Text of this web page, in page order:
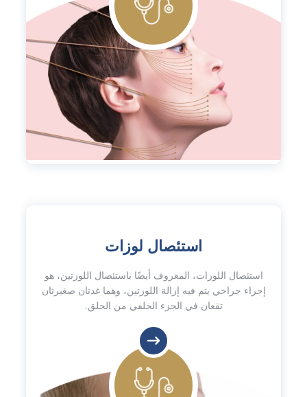
استئصال لوزات
استئصال اللوزات، المعروف أيضًا باستئصال اللوزتين، هو
إجراء جراحي يتم فيه إزالة اللوزتين، وهما غدتان صغيرتان
تقعان في الجزء الخلفي من الحلق.